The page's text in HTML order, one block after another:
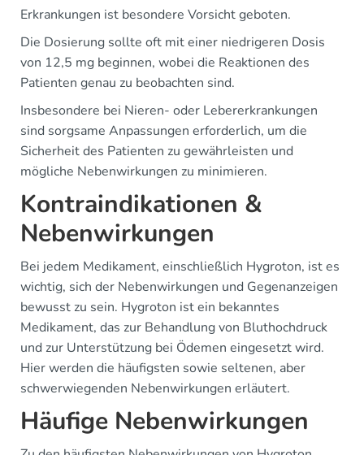
Erkrankungen ist besondere Vorsicht geboten.
Die Dosierung sollte oft mit einer niedrigeren Dosis
von 12,5 mg beginnen, wobei die Reaktionen des
Patienten genau zu beobachten sind.
Insbesondere bei Nieren- oder Lebererkrankungen
sind sorgsame Anpassungen erforderlich, um die
Sicherheit des Patienten zu gewährleisten und
mögliche Nebenwirkungen zu minimieren.
Kontraindikationen &
Nebenwirkungen
Bei jedem Medikament, einschließlich Hygroton, ist es
wichtig, sich der Nebenwirkungen und Gegenanzeigen
bewusst zu sein. Hygroton ist ein bekanntes
Medikament, das zur Behandlung von Bluthochdruck
und zur Unterstützung bei Ödemen eingesetzt wird.
Hier werden die häufigsten sowie seltenen, aber
schwerwiegenden Nebenwirkungen erläutert.
Häufige Nebenwirkungen